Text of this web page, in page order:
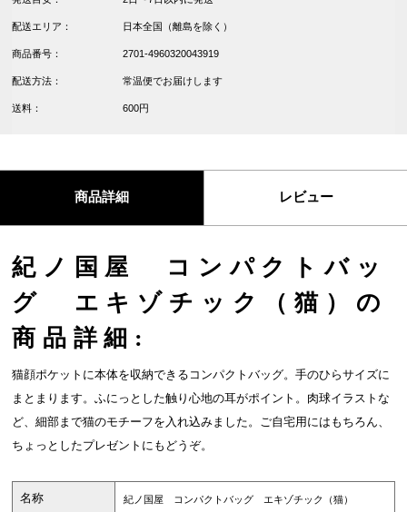
配送エリア： 日本全国（離島を除く）
商品番号： 2701-4960320043919
配送方法： 常温便でお届けします
送料： 600円
商品詳細 レビュー
紀ノ国屋 コンパクトバッ
グ エキゾチック（猫）の
商品詳細:
猫顔ポケットに本体を収納できるコンパクトバッグ。手のひらサイズに
まとまります。ふにっとした触り心地の耳がポイント。肉球イラストな
ど、細部まで猫のモチーフを入れ込みました。ご自宅用にはもちろん、
ちょっとしたプレゼントにもどうぞ。
名称 紀ノ国屋 コンパクトバッグ エキゾチック（猫）